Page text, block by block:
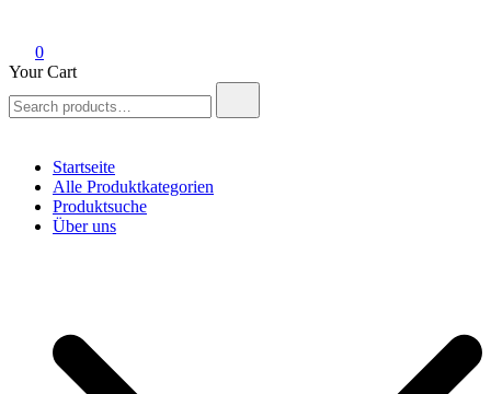
0
Your Cart
for:
Startseite
Alle Produktkategorien
Produktsuche
Über uns